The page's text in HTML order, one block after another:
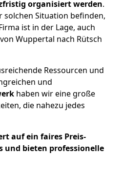
organisiert werden.
solchen Situation befinden,
ist in der Lage, auch
Wuppertal nach Rütsch
Ressourcen und
und
haben wir eine große
die nahezu jedes
auf ein faires Preis-
und bieten professionelle